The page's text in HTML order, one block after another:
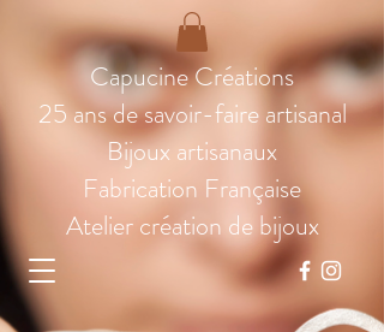
Capucine Créations
25 ans de savoir-faire artisanal
Bijoux artisanaux
Fabrication Française
Atelier création de bijoux